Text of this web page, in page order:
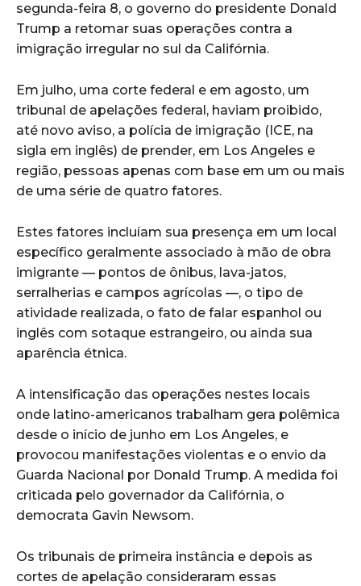
segunda-feira 8, o governo do presidente Donald
Trump a retomar suas operações contra a
imigração irregular no sul da Califórnia.
Em julho, uma corte federal e em agosto, um
tribunal de apelações federal, haviam proibido,
até novo aviso, a polícia de imigração (ICE, na
sigla em inglês) de prender, em Los Angeles e
região, pessoas apenas com base em um ou mais
de uma série de quatro fatores.
Estes fatores incluíam sua presença em um local
específico geralmente associado à mão de obra
imigrante — pontos de ônibus, lava-jatos,
serralherias e campos agrícolas —, o tipo de
atividade realizada, o fato de falar espanhol ou
inglês com sotaque estrangeiro, ou ainda sua
aparência étnica.
A intensificação das operações nestes locais
onde latino-americanos trabalham gera polêmica
desde o início de junho em Los Angeles, e
provocou manifestações violentas e o envio da
Guarda Nacional por Donald Trump. A medida foi
criticada pelo governador da Califórnia, o
democrata Gavin Newsom.
Os tribunais de primeira instância e depois as
cortes de apelação consideraram essas